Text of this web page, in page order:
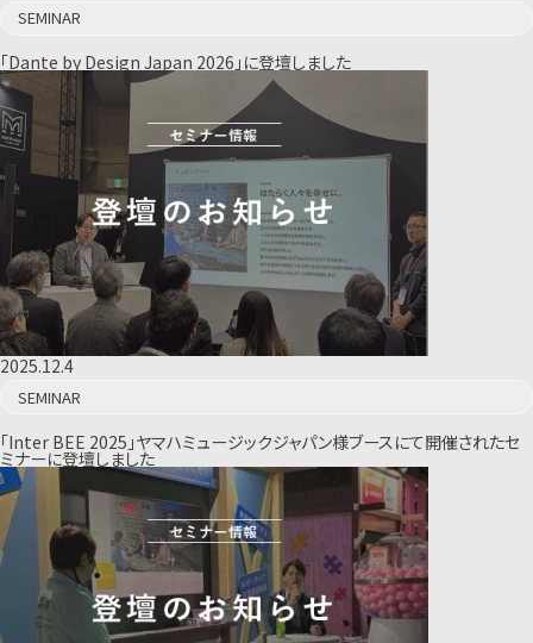
SEMINAR
「Dante by Design Japan 2026」に登壇しました
2025.12.4
SEMINAR
「Inter BEE 2025」ヤマハミュージックジャパン様ブースにて開催されたセ
ミナーに登壇しました